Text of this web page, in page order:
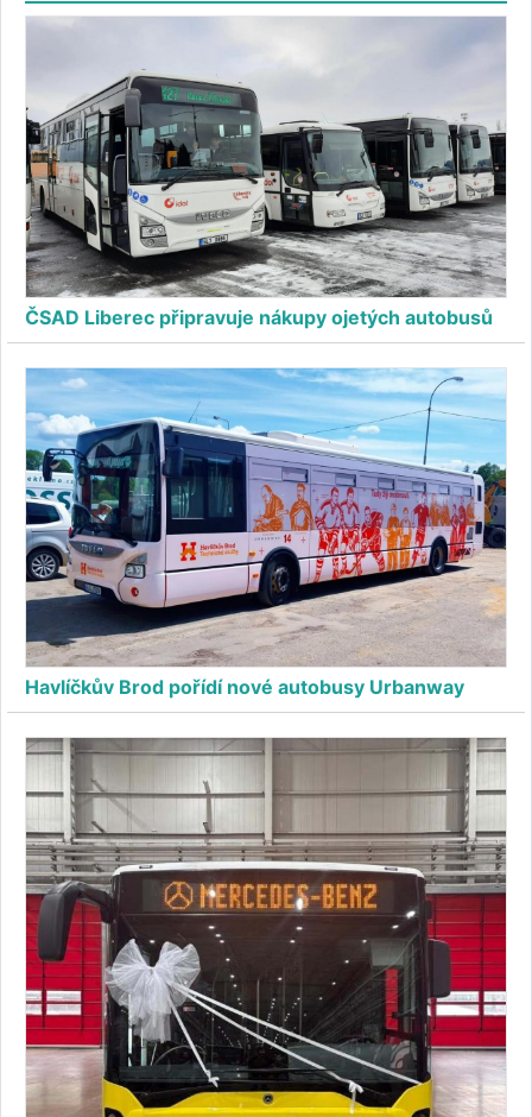
ČSAD Liberec připravuje nákupy ojetých autobusů
Havlíčkův Brod pořídí nové autobusy Urbanway